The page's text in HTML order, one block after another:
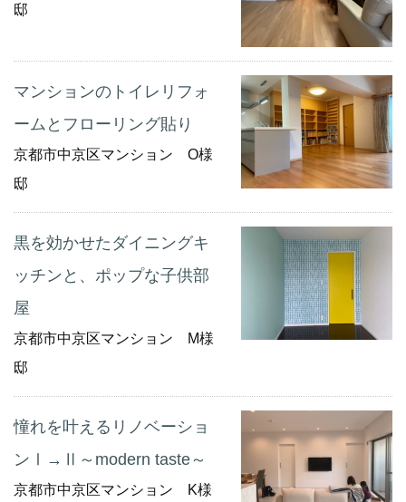
邸
マンションのトイレリフォ
ームとフローリング貼り
京都市中京区マンション O様
邸
黒を効かせたダイニングキ
ッチンと、ポップな子供部
屋
京都市中京区マンション M様
邸
憧れを叶えるリノベーショ
ンⅠ→Ⅱ～modern taste～
京都市中京区マンション K様